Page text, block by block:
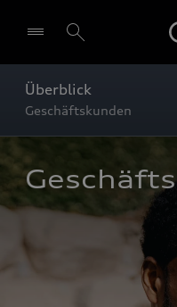
Überblick
Geschäftskunden